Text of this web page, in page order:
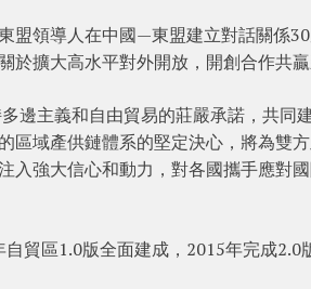
盟領導人在中國—東盟建立對話關係
擴大高水平對外開放，開創合作共贏
邊主義和自由貿易的莊嚴承諾，共同
區域產供鏈體系的堅定決心，將為雙
入強大信心和動力，對各國攜手應對
貿區1.0版全面建成，2015年完成2.0